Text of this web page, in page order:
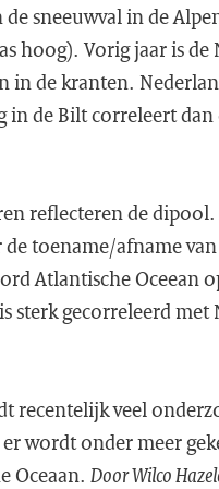
sneeuwval in de
hoog). Vorig jaar is de
in de kranten.
in de Bilt correleert
reflecteren de
toename/afname
Atlantische Oceean
sterk gecorreleerd met
recentelijk veel
wordt onder meer
Oceaan. Door Wilco